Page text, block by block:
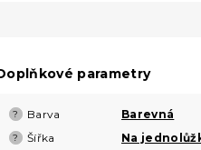
parametry
? Barva Barevná
? Šířka Na